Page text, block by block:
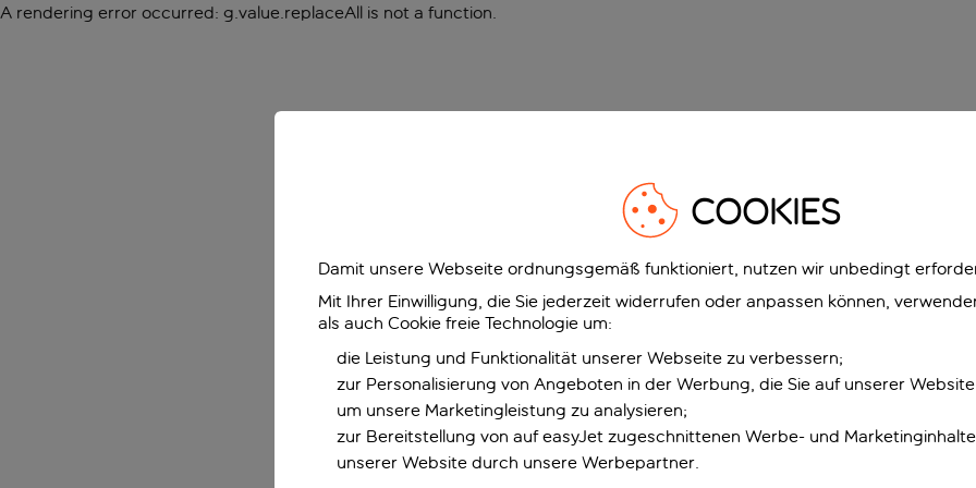
A rendering error occurred: g.value.replaceAll is not a function.
COOKIES
Damit unsere Webseite ordnungsgemäß funktioniert, nutzen wir unbedingt
Mit Ihrer Einwilligung, die Sie jederzeit widerrufen oder anpassen können,
als auch Cookie freie Technologie um:
die Leistung und Funktionalität unserer Webseite zu verbessern;
zur Personalisierung von Angeboten in der Werbung, die Sie auf unserer
um unsere Marketingleistung zu analysieren;
zur Bereitstellung von auf easyJet zugeschnittenen Werbe- und
unserer Website durch unsere Werbepartner.